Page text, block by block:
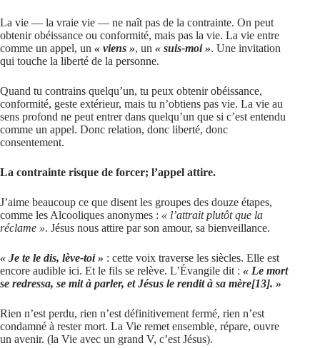
La vie — la vraie vie — ne naît pas de la contrainte. On peut
obtenir obéissance ou conformité, mais pas la vie. La vie entre
comme un appel, un « viens », un « suis-moi ». Une invitation
qui touche la liberté de la personne.
Quand tu contrains quelqu’un, tu peux obtenir obéissance,
conformité, geste extérieur, mais tu n’obtiens pas vie. La vie au
sens profond ne peut entrer dans quelqu’un que si c’est entendu
comme un appel. Donc relation, donc liberté, donc
consentement.
La contrainte risque de forcer; l’appel attire.
J’aime beaucoup ce que disent les groupes des douze étapes,
comme les Alcooliques anonymes : « l’attrait plutôt que la
réclame ». Jésus nous attire par son amour, sa bienveillance.
« Je te le dis, lève-toi » : cette voix traverse les siècles. Elle est
encore audible ici. Et le fils se relève. L’Évangile dit : « Le mort
se redressa, se mit à parler, et Jésus le rendit à sa mère[13]. »
Rien n’est perdu, rien n’est définitivement fermé, rien n’est
condamné à rester mort. La Vie remet ensemble, répare, ouvre
un avenir. (la Vie avec un grand V, c’est Jésus).